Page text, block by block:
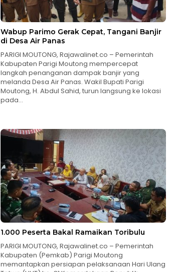
Wabup Parimo Gerak Cepat, Tangani Banjir
di Desa Air Panas
PARIGI MOUTONG, Rajawalinet.co – Pemerintah
Kabupaten Parigi Moutong mempercepat
langkah penanganan dampak banjir yang
melanda Desa Air Panas. Wakil Bupati Parigi
Moutong, H. Abdul Sahid, turun langsung ke lokasi
pada…
1.000 Peserta Bakal Ramaikan Toribulu
PARIGI MOUTONG, Rajawalinet.co – Pemerintah
Kabupaten (Pemkab) Parigi Moutong
memantapkan persiapan pelaksanaan Hari Ulang